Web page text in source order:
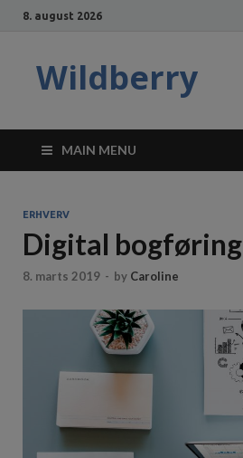
8. august 2026
Wildberry
MAIN MENU
ERHVERV
Digital bogføring
8. marts 2019 - by Caroline